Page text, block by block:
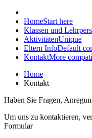
HomeStart here
Klassen und
AktivitätenUnique
Eltern InfoDefault
KontaktMore
Home
Kontakt
Haben Sie Fragen,
Um uns zu kontaktieren,
Formular